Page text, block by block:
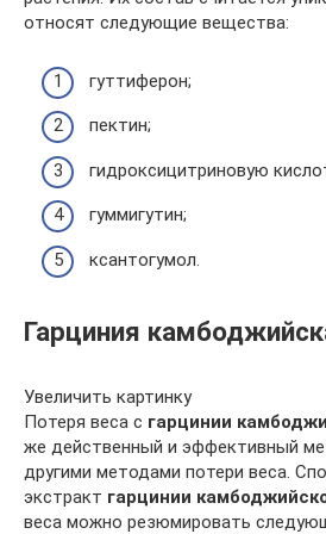
относят следующие вещества:
гуттиферон;
пектин;
гидроксицитриновую
гуммигутин;
ксантогумол.
Гарциния
Увеличить картинку
Потеря веса с гарцинии
же действенный и эффективный
другими методами потери веса.
экстракт гарцинии
веса можно резюмировать